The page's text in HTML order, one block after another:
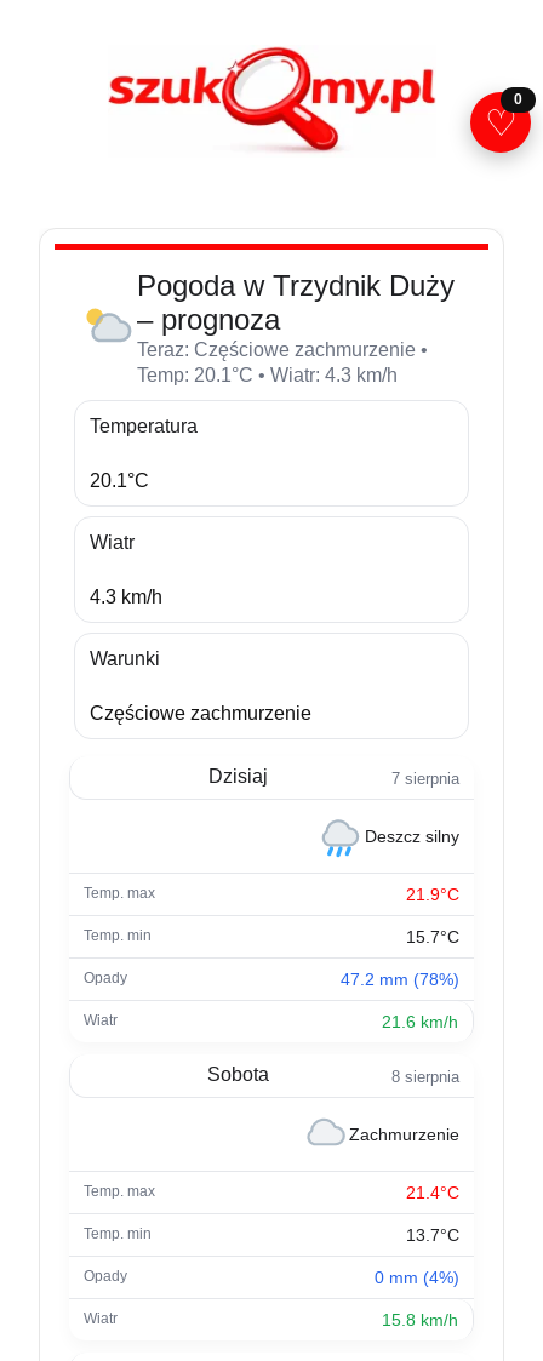
Pogoda w Trzydnik Duży
– prognoza
Teraz: Częściowe zachmurzenie •
Temp: 20.1°C • Wiatr: 4.3 km/h
Temperatura
20.1°C
Wiatr
4.3 km/h
Warunki
Częściowe zachmurzenie
Dzisiaj 7 sierpnia
Deszcz silny
21.9°C
15.7°C
47.2 mm (78%)
21.6 km/h
Sobota 8 sierpnia
Zachmurzenie
21.4°C
13.7°C
0 mm (4%)
15.8 km/h
♡
0